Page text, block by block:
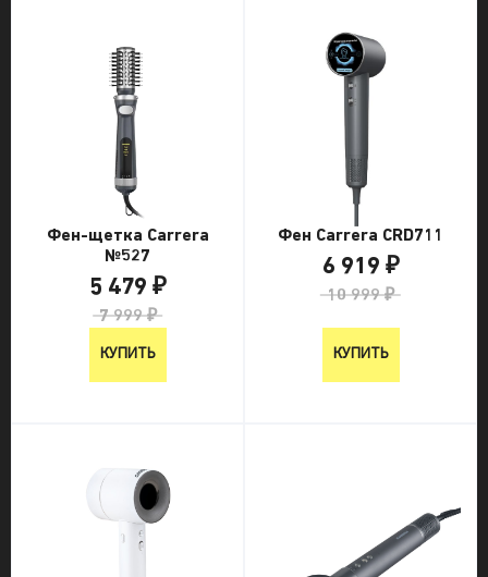
Фен-щетка Carrera
№527
5 479 ₽
7 999 ₽
КУПИТЬ
Фен Carrera CRD711
6 919 ₽
10 999 ₽
КУПИТЬ